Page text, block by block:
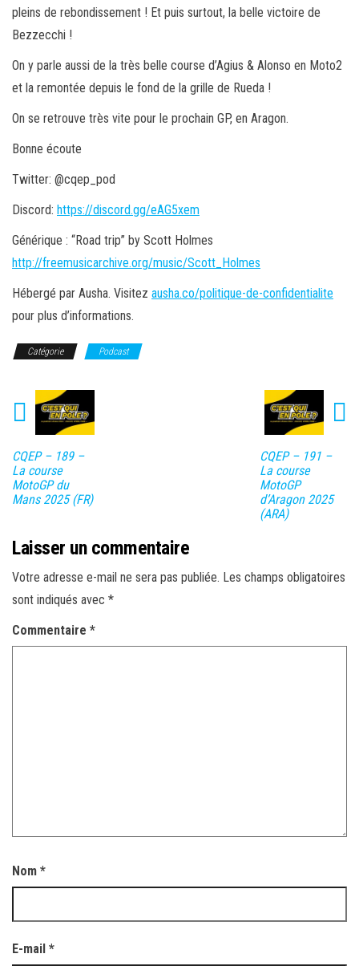
pleins de rebondissement ! Et puis surtout, la belle victoire de
Bezzecchi !
On y parle aussi de la très belle course d’Agius & Alonso en Moto2
et la remontée depuis le fond de la grille de Rueda !
On se retrouve très vite pour le prochain GP, en Aragon.
Bonne écoute
Twitter: @cqep_pod
Discord: https://discord.gg/eAG5xem
Générique : “Road trip” by Scott Holmes
http://freemusicarchive.org/music/Scott_Holmes
Hébergé par Ausha. Visitez ausha.co/politique-de-confidentialite
pour plus d’informations.
Catégorie Podcast
CQEP – 189 –
La course
MotoGP du
Mans 2025 (FR)
CQEP – 191 –
La course
MotoGP
d’Aragon 2025
(ARA)
Laisser un commentaire
Votre adresse e-mail ne sera pas publiée. Les champs obligatoires
sont indiqués avec *
Commentaire *
Nom *
E-mail *